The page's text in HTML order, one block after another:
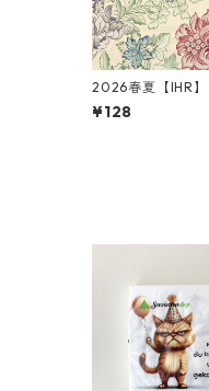
2026春夏【IHR】
枚 ランチサイズ
プキン ROCOCO
¥128